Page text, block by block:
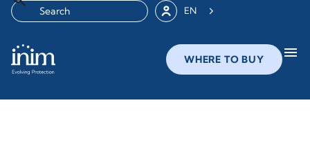
EN
WHERE TO BUY menu